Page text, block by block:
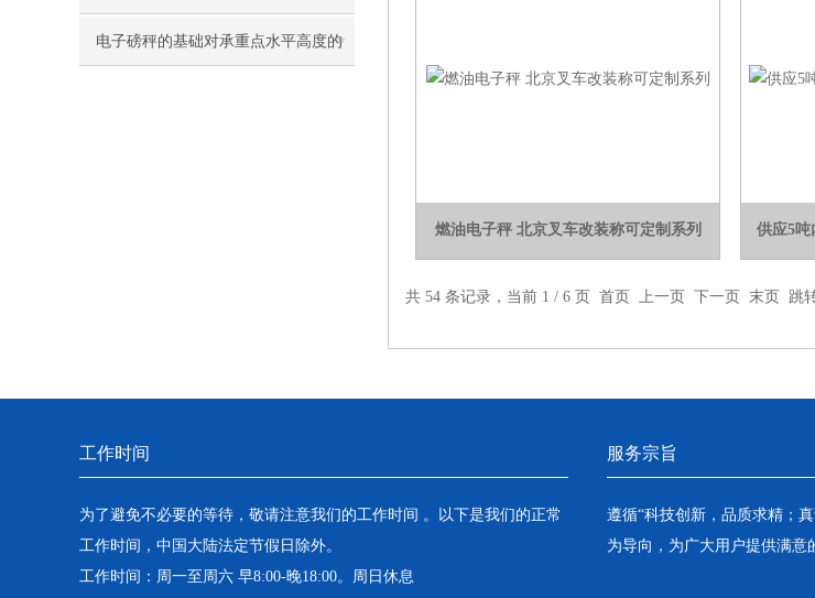
电子磅秤的基础对承重点水平高度的
燃油电子秤 北京叉车改装称可定制系列 供应5吨
共 54 条记录，当前 1 / 6 页 首页 上一页 下一页 末页 跳
工作时间
为了避免不必要的等待，敬请注意我们的工作时间 。以下是我们的正常
工作时间，中国大陆法定节假日除外。
工作时间：周一至周六 早8:00-晚18:00。周日休息
服务宗旨
遵循“科技创新，品质求精；
为导向，为广大用户提供满意